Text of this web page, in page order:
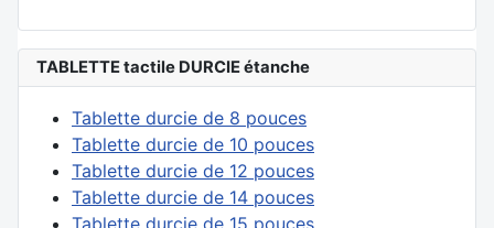
TABLETTE tactile DURCIE étanche
Tablette durcie de 8 pouces
Tablette durcie de 10 pouces
Tablette durcie de 12 pouces
Tablette durcie de 14 pouces
Tablette durcie de 15 pouces